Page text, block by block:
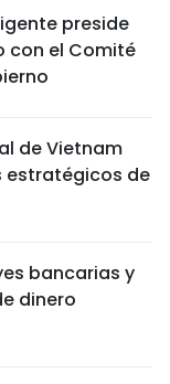
preside
con el Comité
de Vietnam
de
bancarias y
dinero